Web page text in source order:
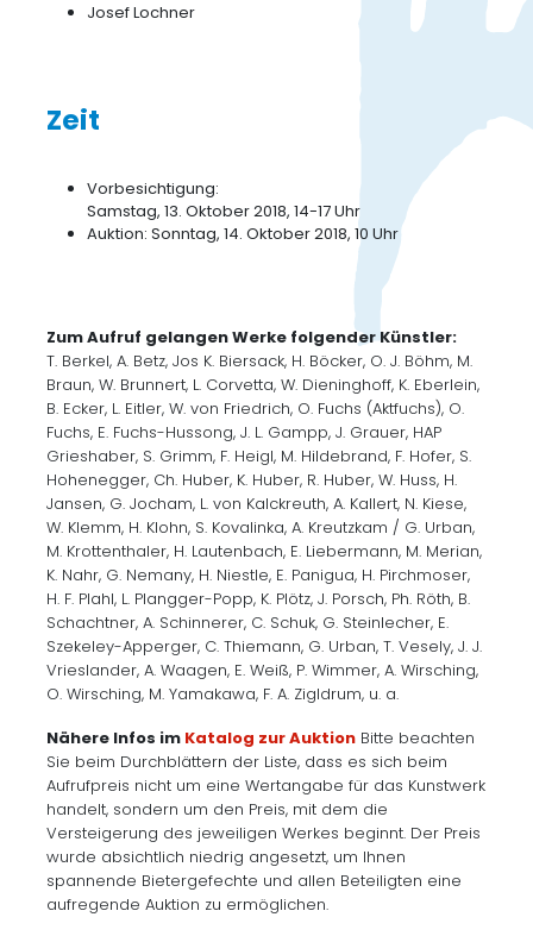
Josef Lochner
Zeit
Vorbesichtigung:
Samstag, 13. Oktober 2018, 14-17 Uhr
Auktion: Sonntag, 14. Oktober 2018, 10 Uhr
Zum Aufruf gelangen Werke folgender Künstler:
T. Berkel, A. Betz, Jos K. Biersack, H. Böcker, O. J. Böhm, M.
Braun, W. Brunnert, L. Corvetta, W. Dieninghoff, K. Eberlein,
B. Ecker, L. Eitler, W. von Friedrich, O. Fuchs (Aktfuchs), O.
Fuchs, E. Fuchs-Hussong, J. L. Gampp, J. Grauer, HAP
Grieshaber, S. Grimm, F. Heigl, M. Hildebrand, F. Hofer, S.
Hohenegger, Ch. Huber, K. Huber, R. Huber, W. Huss, H.
Jansen, G. Jocham, L. von Kalckreuth, A. Kallert, N. Kiese,
W. Klemm, H. Klohn, S. Kovalinka, A. Kreutzkam / G. Urban,
M. Krottenthaler, H. Lautenbach, E. Liebermann, M. Merian,
K. Nahr, G. Nemany, H. Niestle, E. Panigua, H. Pirchmoser,
H. F. Plahl, L. Plangger-Popp, K. Plötz, J. Porsch, Ph. Röth, B.
Schachtner, A. Schinnerer, C. Schuk, G. Steinlecher, E.
Szekeley-Apperger, C. Thiemann, G. Urban, T. Vesely, J. J.
Vrieslander, A. Waagen, E. Weiß, P. Wimmer, A. Wirsching,
O. Wirsching, M. Yamakawa, F. A. Zigldrum, u. a.
Nähere Infos im Katalog zur Auktion Bitte beachten
Sie beim Durchblättern der Liste, dass es sich beim
Aufrufpreis nicht um eine Wertangabe für das Kunstwerk
handelt, sondern um den Preis, mit dem die
Versteigerung des jeweiligen Werkes beginnt. Der Preis
wurde absichtlich niedrig angesetzt, um Ihnen
spannende Bietergefechte und allen Beteiligten eine
aufregende Auktion zu ermöglichen.